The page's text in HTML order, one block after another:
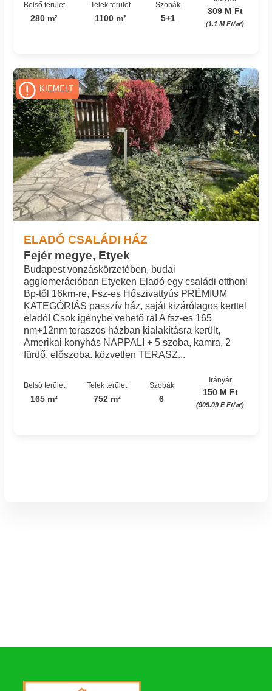
Belső terület
280 m²
Telek terület
1100 m²
Szobák
5+1
309 M Ft
(1.1 M Ft/㎡)
ELADÓ CSALÁDI HÁZ
Fejér megye, Etyek
Azonosító: 1078_marker
Budapest vonzáskörzetében, budai
agglomerációban Etyeken Eladó egy családi otthon!
Bp-től 16km-re, Fsz-es Hőszivattyús PRÉMIUM
KATEGÓRIÁS passzív ház, saját kizárólagos kerttel
eladó! Csok igénybe vehető rá! A fsz-es 165
nm+12nm teraszos házban kialakításra került,
Amerikai konyhás NAPPALI + 5 szoba, kamra, 2
fürdő, előszoba. közvetlen TERASZ...
Belső terület
165 m²
Telek terület
752 m²
Szobák
6
Irányár
150 M Ft
(909.09 E Ft/㎡)
KIEMELT